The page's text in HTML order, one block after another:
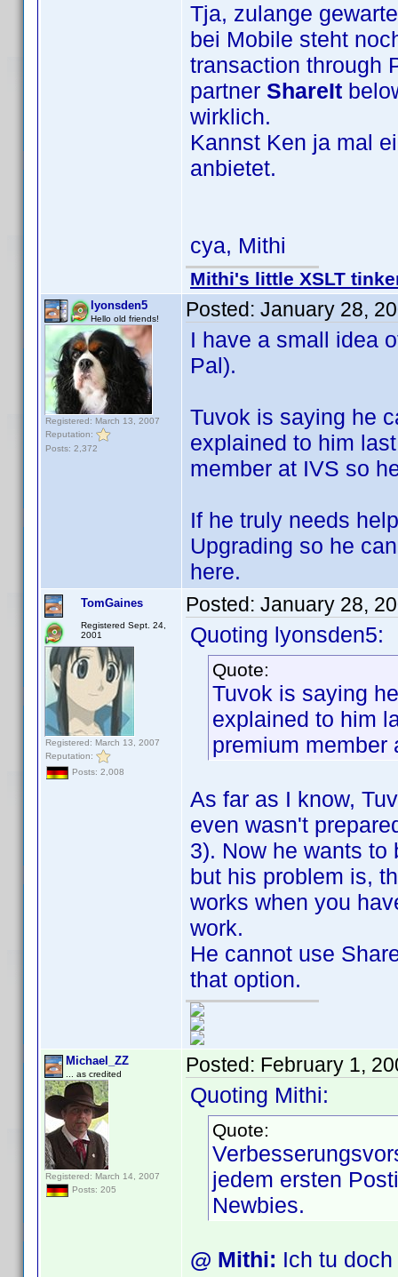
Tja, zulange
bei Mobile steht
transaction through
partner ShareIt
wirklich.
Kannst Ken ja mal
anbietet.
cya, Mithi
Mithi's little XSLT
lyonsden5
Hello old friends!
Registered: March 13, 2007
Reputation:
Posts: 2,372
Posted: January 28,
I have a small idea
Pal).
Tuvok is saying he
explained to him
member at IVS so
If he truly needs
Upgrading so he
here.
TomGaines
Registered Sept. 24,
2001
Registered: March 13, 2007
Reputation:
Posts: 2,008
Posted: January 28,
Quoting lyonsden5:
Quote:
Tuvok is saying
explained to him
premium member
As far as I know,
even wasn't
3). Now he wants to
but his problem is,
works when you
work.
He cannot use
that option.
Michael_ZZ
... as credited
Registered: March 14, 2007
Posts: 205
Posted: February 1,
Quoting Mithi:
Quote:
jedem ersten
Newbies.
@ Mithi: Ich tu